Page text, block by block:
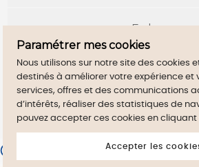
E-shop
Infos utiles
Merchant approved by Guaranteed
to display attestation.
Paramétrer mes cookies
Nous utilisons sur notre site des cookies
destinés à améliorer votre expérience et
services, offres et des communications
d’intérêts, réaliser des statistiques de
pouvez accepter ces cookies en cliquant
Accepter les